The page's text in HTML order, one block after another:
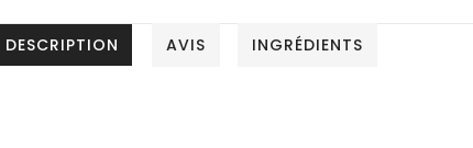
DESCRIPTION AVIS INGRÉDIENTS